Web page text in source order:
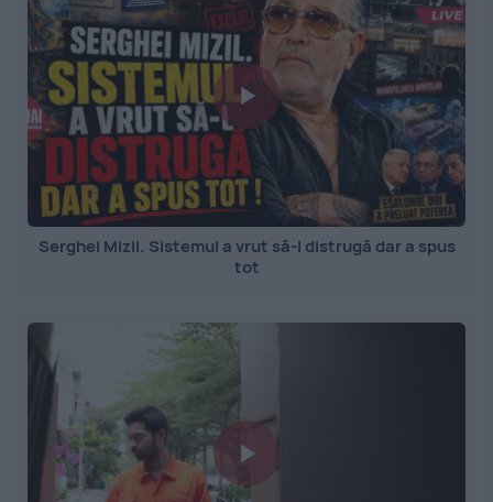
Serghei Mizil. Sistemul a vrut să-l distrugă dar a spus
tot